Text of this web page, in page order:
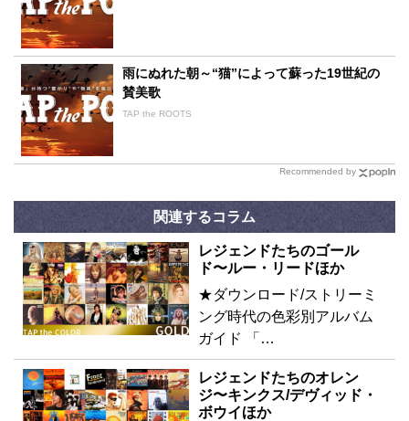
雨にぬれた朝～“猫”によって蘇った19世紀の
賛美歌
TAP the ROOTS
Recommended by
関連するコラム
レジェンドたちのゴール
ド〜ルー・リードほか
★ダウンロード/ストリーミ
ング時代の色彩別アルバム
ガイド 「…
レジェンドたちのオレン
ジ〜キンクス/デヴィッド・
ボウイほか